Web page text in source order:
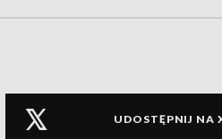
UDOSTĘPNIJ NA